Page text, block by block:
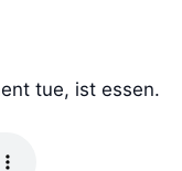
tue, ist essen.